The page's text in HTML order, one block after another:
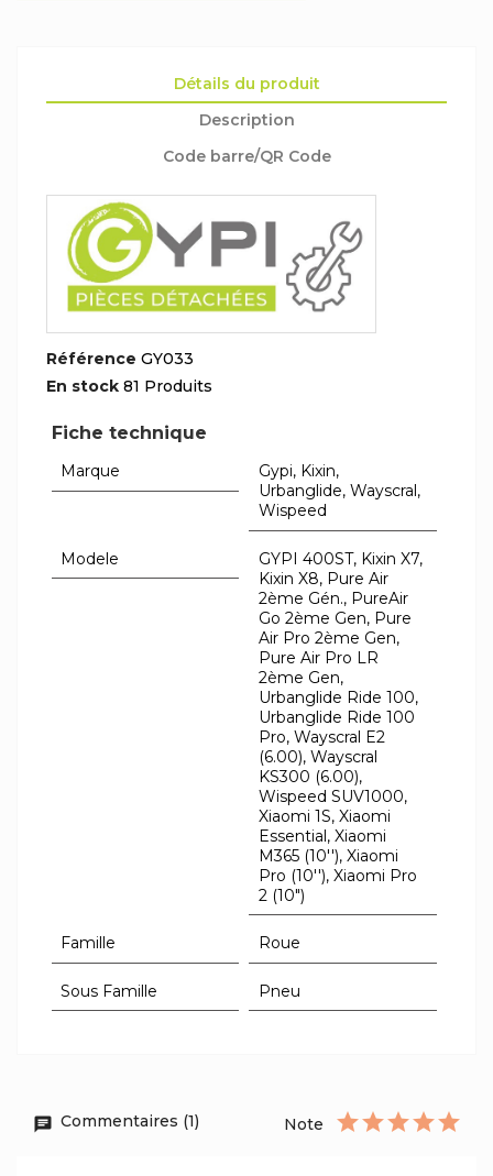
Détails du produit
Description
Code barre/QR Code
Référence GY033
En stock 81 Produits
Fiche technique
Marque
Gypi, Kixin,
Urbanglide, Wayscral,
Wispeed
Modele
GYPI 400ST, Kixin X7,
Kixin X8, Pure Air
2ème Gén., PureAir
Go 2ème Gen, Pure
Air Pro 2ème Gen,
Pure Air Pro LR
2ème Gen,
Urbanglide Ride 100,
Urbanglide Ride 100
Pro, Wayscral E2
(6.00), Wayscral
KS300 (6.00),
Wispeed SUV1000,
Xiaomi 1S, Xiaomi
Essential, Xiaomi
M365 (10''), Xiaomi
Pro (10''), Xiaomi Pro
2 (10")
Famille Roue
Sous Famille Pneu
Commentaires (1) Note